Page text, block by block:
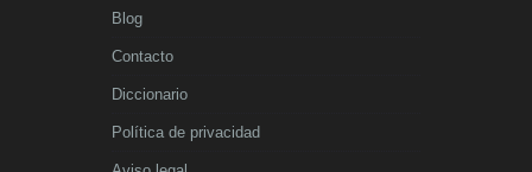
Blog
Contacto
Diccionario
Política de privacidad